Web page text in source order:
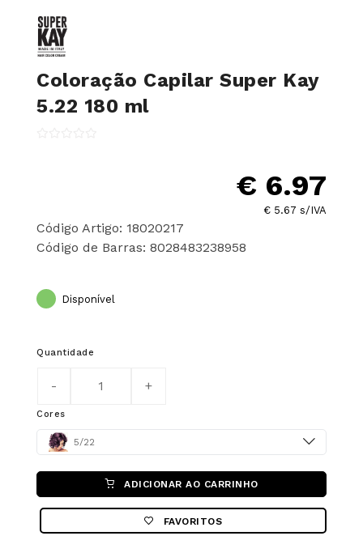
Coloração Capilar Super Kay
5.22 180 ml
€ 6.97
€ 5.67 s/IVA
Código Artigo: 18020217
Código de Barras: 8028483238958
Disponível
Quantidade
Cores
Color 5/22
ADICIONAR AO CARRINHO
FAVORITOS